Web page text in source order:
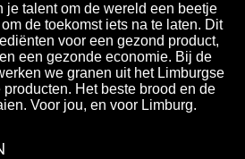
je talent om de wereld een beetje
de toekomst iets na te laten. Dit
voor een gezond product,
een gezonde economie. Bij de
we granen uit het Limburgse
producten. Het beste brood en de
Voor jou, en voor Limburg.